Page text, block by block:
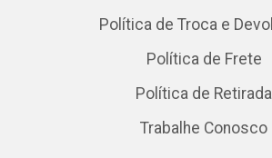
Política de Troca e
Política de Frete
Política de Retirada
Trabalhe Conosco